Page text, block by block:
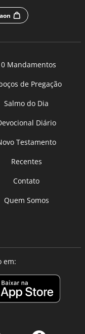
Mandamentos
de Pregação
Salmo do Dia
Diário
Testamento
Recentes
Contato
Quem Somos
em: